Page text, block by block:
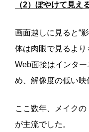
（2）ぼやけて見え
画面越しに見ると“
体は肉眼で見るより
Web面接はインタ
め、解像度の低い映
ここ数年、メイクの
が主流でした。